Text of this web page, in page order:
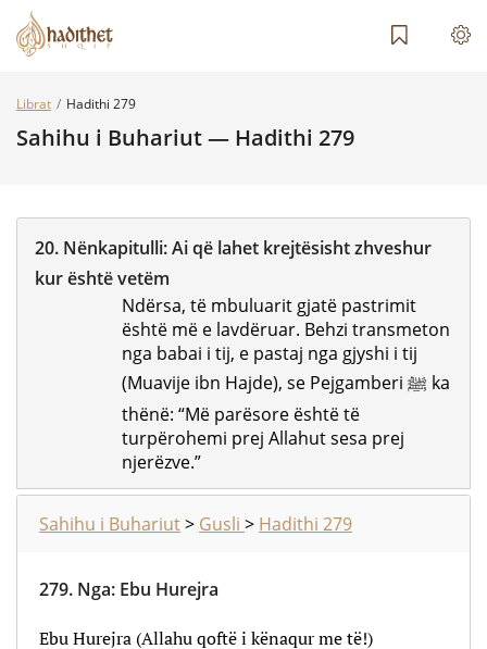
Librat Hadithi 279
Sahihu i Buhariut — Hadithi 279
20. Nënkapitulli:Ai që lahet krejtësisht zhveshur
kur është vetëm
Ndërsa, të mbuluarit gjatë pastrimit
është më e lavdëruar. Behzi transmeton
nga babai i tij, e pastaj nga gjyshi i tij
(Muavije ibn Hajde), se Pejgamberi ﷺ ka
thënë: “Më parësore është të
turpërohemi prej Allahut sesa prej
njerëzve.”
Sahihu i Buhariut> Gusli > Hadithi 279
279. Nga: Ebu Hurejra
Ebu Hurejra (Allahu qoftë i kënaqur me të!)